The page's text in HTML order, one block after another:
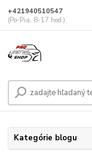
+421940510547
(Po-Pia, 8-17 hod.)
Kategórie blogu